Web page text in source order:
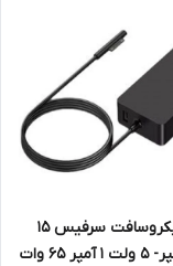
شارژر مایکروسافت سرفیس 15
ولت 4 آمپر- 5 ولت 1 آمپر 65 وات